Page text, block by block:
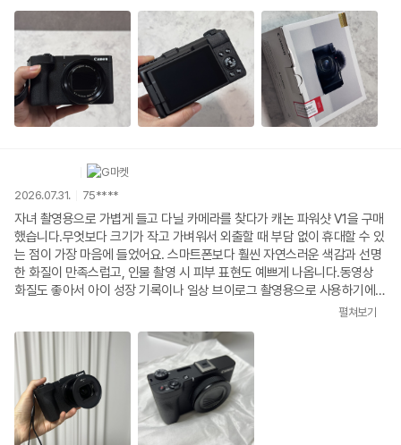
2026.07.31. 75****
자녀 촬영용으로 가볍게 들고 다닐 카메라를 찾다가 캐논 파워샷 V1을 구매
했습니다.무엇보다 크기가 작고 가벼워서 외출할 때 부담 없이 휴대할 수 있
는 점이 가장 마음에 들었어요. 스마트폰보다 훨씬 자연스러운 색감과 선명
한 화질이 만족스럽고, 인물 촬영 시 피부 표현도 예쁘게 나옵니다.동영상
화질도 좋아서 아이 성장 기록이나 일상 브이로그 촬영용으로 사용하기에도
충분할 것 같아요. 조작도 어렵지 않아 카메라를 오랜만에 사용하는 사람도
만족스럽고, 오래 함께 사용할 수 있을 것 같아 기대됩니다. 휴대성과 화질
을 모두 원하는 분들께 추천하고 싶은 카메라입니다😊👍🏻
펼쳐보기